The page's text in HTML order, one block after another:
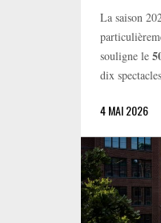
La saison
souligne le
dix
4 MAI 2026